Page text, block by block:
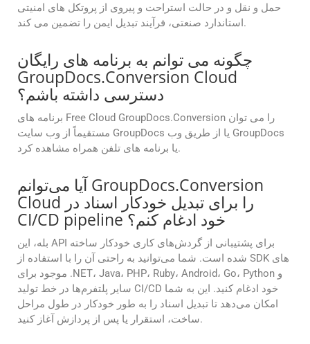
حمل و نقل و در حالت استراحت و پیروی از پروتکل های امنیتی
استاندارد صنعتی، فرآیند تبدیل ایمن را تضمین می کند.
چگونه می توانم به برنامه های رایگان
GroupDocs.Conversion Cloud
دسترسی داشته باشم؟
برنامه های Free Cloud GroupDocs.Conversion را می توان
مستقیماً از وب سایت GroupDocs یا از طریق وب GroupDocs
یا برنامه های تلفن همراه مشاهده کرد.
آیا می‌توانم GroupDocs.Conversion
Cloud را برای تبدیل خودکار اسناد در
CI/CD pipeline خود ادغام کنم؟
بله، این API برای پشتیبانی از گردش‌های کاری خودکار ساخته
شده است. شما می‌توانید به راحتی آن را با استفاده از SDK های
موجود برای .NET، Java، PHP، Ruby، Android، Go، Python و
سایر پلتفرم‌ها در خط تولید CI/CD خود ادغام کنید. این به شما
امکان می‌دهد تا تبدیل اسناد را به طور خودکار در طول مراحل
ساخت، استقرار یا پس از پردازش آغاز کنید.